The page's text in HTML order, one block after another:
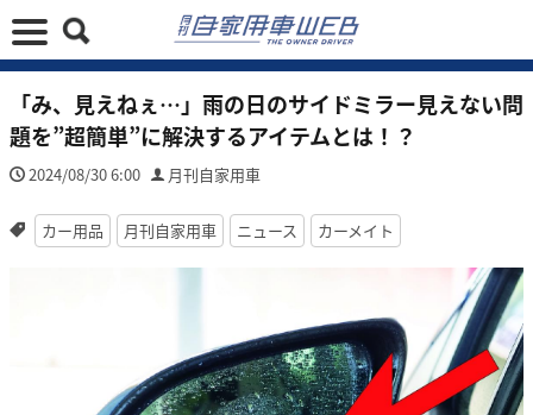
「み、見えねぇ…」雨の日のサイドミラー見えない問
題を”超簡単”に解決するアイテムとは！？
2024/08/30 6:00 月刊自家用車
カー用品 月刊自家用車 ニュース カーメイト